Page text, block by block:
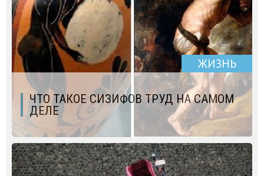
ЖИЗНЬ
ЧТО ТАКОЕ СИЗИФОВ ТРУД НА САМОМ
ДЕЛЕ